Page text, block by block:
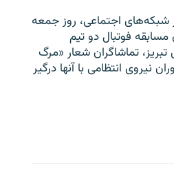
شبکه‌های اجتماعی، روز جمعه
مسابقه فوتبال دو تیم
تبریز، تماشاگران شعار «مرگ
نیروی انتظامی با آنها درگیر